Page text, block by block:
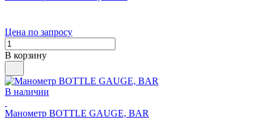
Цена по запросу
В корзину
В наличии
Манометр BOTTLE GAUGE, BAR